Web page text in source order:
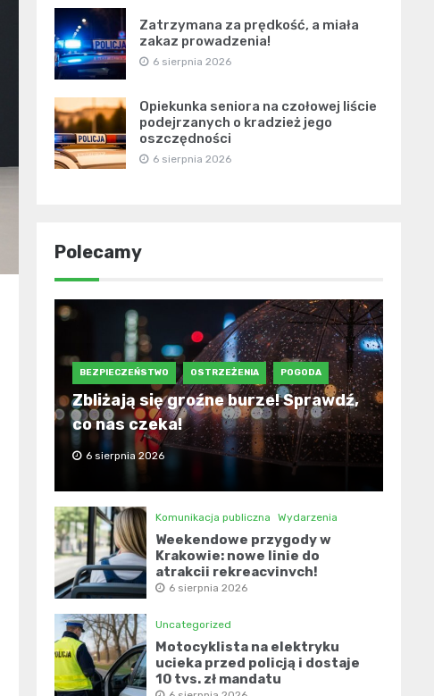
Zatrzymana za prędkość, a miała
zakaz prowadzenia!
6 sierpnia 2026
Opiekunka seniora na czołowej liście
podejrzanych o kradzież jego
oszczędności
6 sierpnia 2026
Polecamy
BEZPIECZEŃSTWO OSTRZEŻENIA POGODA
Zbliżają się groźne burze! Sprawdź,
co nas czeka!
6 sierpnia 2026
Komunikacja publiczna Wydarzenia
Weekendowe przygody w
Krakowie: nowe linie do
atrakcji rekreacyjnych!
6 sierpnia 2026
Uncategorized
Motocyklista na elektryku
ucieka przed policją i dostaje
10 tys. zł mandatu